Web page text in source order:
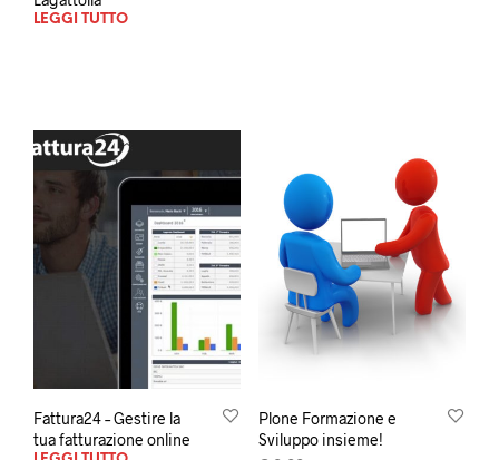
LEGGI TUTTO
Fattura24 – Gestire la
tua fatturazione online
Plone Formazione e
Sviluppo insieme!